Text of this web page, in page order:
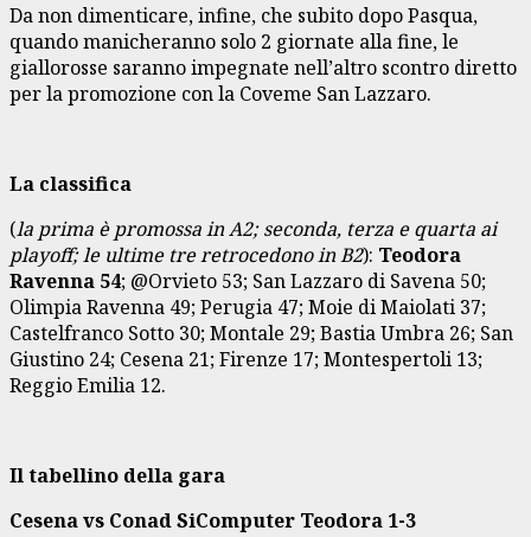
Da non dimenticare, infine, che subito dopo Pasqua,
quando manicheranno solo 2 giornate alla fine, le
giallorosse saranno impegnate nell’altro scontro diretto
per la promozione con la Coveme San Lazzaro.
La classifica
(la prima è promossa in A2; seconda, terza e quarta ai
playoff; le ultime tre retrocedono in B2): Teodora
Ravenna 54; @Orvieto 53; San Lazzaro di Savena 50;
Olimpia Ravenna 49; Perugia 47; Moie di Maiolati 37;
Castelfranco Sotto 30; Montale 29; Bastia Umbra 26; San
Giustino 24; Cesena 21; Firenze 17; Montespertoli 13;
Reggio Emilia 12.
Il tabellino della gara
Cesena vs Conad SiComputer Teodora 1-3